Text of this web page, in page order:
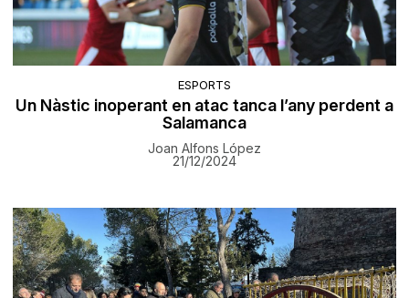
ESPORTS
Un Nàstic inoperant en atac tanca l’any perdent a
Salamanca
Joan Alfons López
21/12/2024